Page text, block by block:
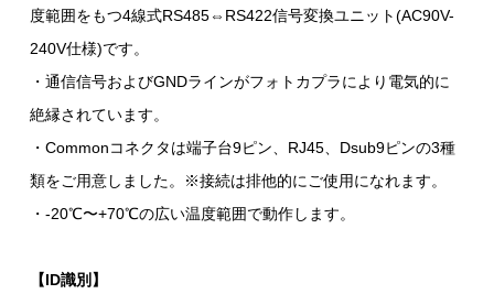
度範囲をもつ4線式RS485⇔RS422信号変換ユニット(AC90V-
240V仕様)です。
・通信信号およびGNDラインがフォトカプラにより電気的に
絶縁されています。
・Commonコネクタは端子台9ピン、RJ45、Dsub9ピンの3種
類をご用意しました。※接続は排他的にご使用になれます。
・-20℃〜+70℃の広い温度範囲で動作します。
【ID識別】